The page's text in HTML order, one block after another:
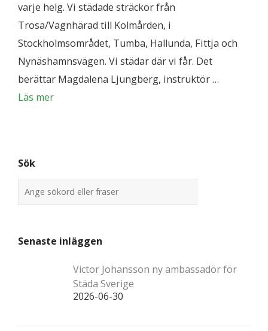
varje helg. Vi städade sträckor från
Trosa/Vagnhärad till Kolmården, i
Stockholmsområdet, Tumba, Hallunda, Fittja och
Nynäshamnsvägen. Vi städar där vi får. Det
berättar Magdalena Ljungberg, instruktör …
Läs mer
Sök
Senaste inläggen
Victor Johansson ny ambassadör för
Städa Sverige
2026-06-30